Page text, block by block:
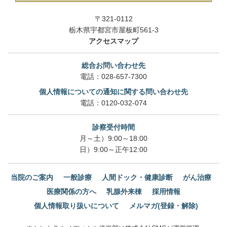
〒321-0112
栃木県宇都宮市屋板町561-3
アクセスマップ
総合お問い合わせ先
電話： 028-657-7300
個人情報についての通知に関する問い合わせ先
電話： 0120-032-074
診察受付時間
月～土）9:00～18:00
日）9:00～正午12:00
当院のご案内 一般診療 人間ドック・健康診断
がん治療
医療関係の方へ
乳腺外来棟
採用情報
個人情報取り扱いについて
メルマガ(登録・解除)